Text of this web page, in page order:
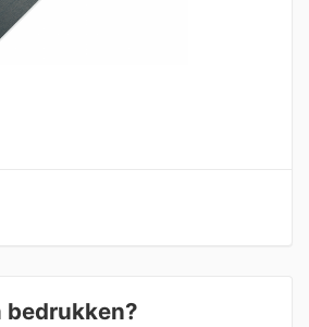
bedrukken?